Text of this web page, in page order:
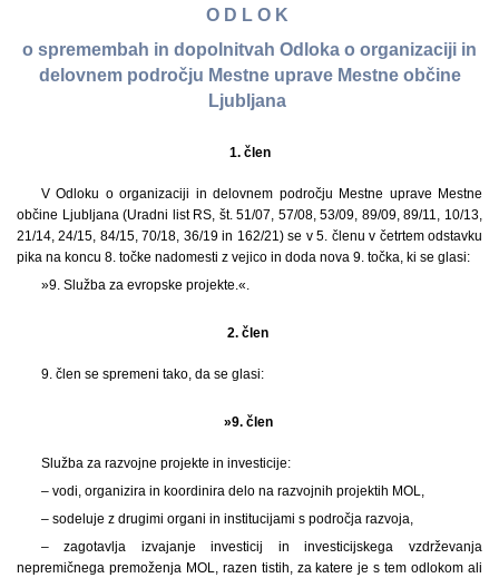
O D L O K
o spremembah in dopolnitvah Odloka o organizaciji in
delovnem področju Mestne uprave Mestne občine
Ljubljana
1. člen
V Odloku o organizaciji in delovnem področju Mestne uprave Mestne
občine Ljubljana (Uradni list RS, št. 51/07, 57/08, 53/09, 89/09, 89/11, 10/13,
21/14, 24/15, 84/15, 70/18, 36/19 in 162/21) se v 5. členu v četrtem odstavku
pika na koncu 8. točke nadomesti z vejico in doda nova 9. točka, ki se glasi:
»9. Služba za evropske projekte.«.
2. člen
9. člen se spremeni tako, da se glasi:
»9. člen
Služba za razvojne projekte in investicije:
– vodi, organizira in koordinira delo na razvojnih projektih MOL,
– sodeluje z drugimi organi in institucijami s področja razvoja,
– zagotavlja izvajanje investicij in investicijskega vzdrževanja
nepremičnega premoženja MOL, razen tistih, za katere je s tem odlokom ali